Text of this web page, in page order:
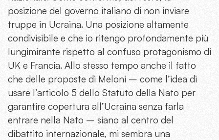
posizione del governo italiano di non inviare
truppe in Ucraina. Una posizione altamente
condivisibile e che io ritengo profondamente più
lungimirante rispetto al confuso protagonismo di
UK e Francia. Allo stesso tempo anche il fatto
che delle proposte di Meloni – come l’idea di
usare l’articolo 5 dello Statuto della Nato per
garantire copertura all’Ucraina senza farla
entrare nella Nato – siano al centro del
dibattito internazionale, mi sembra una